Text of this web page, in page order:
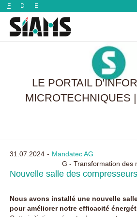
F D E
LE PORTAIL
MICROTECHNIQUES
31.07.2024
Mandatec AG
G - Transformation des
Nouvelle salle des compresseurs
Nous avons installé une nouvelle
pour améliorer notre efficacité
Panneau de gestion des cookies